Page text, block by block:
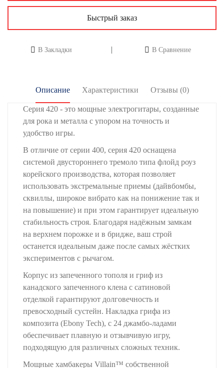
Быстрый заказ
В Закладки В Сравнение
Описание Характеристики Отзывы (0)
Серия 420 - это мощные электрогитары, созданные
для рока и металла с упором на точность и
удобство игры.
В отличие от серии 400, серия 420 оснащена
системой двустороннего тремоло типа флойд роуз
корейского производства, которая позволяет
использовать экстремальные приемы (дайвбомбы,
сквиллы, широкое вибрато как на понижение так и
на повышение) и при этом гарантирует идеальную
стабильность строя. Благодаря надёжным замкам
на верхнем порожке и в бридже, ваш строй
останется идеальным даже после самых жёстких
экспериментов с рычагом.
Корпус из запеченного тополя и гриф из
канадского запеченного клена с сатиновой
отделкой гарантируют долговечность и
превосходный сустейн. Накладка грифа из
композита (Ebony Tech), с 24 джамбо-ладами
обеспечивает плавную и отзывчивую игру,
подходящую для различных сложных техник.
Мощные хамбакеры Villain™ собственной